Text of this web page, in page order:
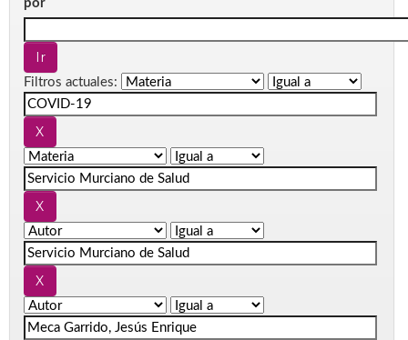
por
Filtros actuales: